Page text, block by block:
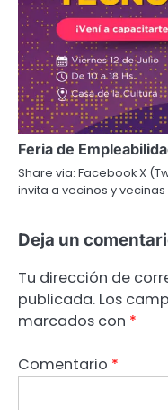
Feria de
Share via: Facebook X
invita a vecinos y
Deja un
Tu dirección de
publicada. Los
marcados con *
Comentario *